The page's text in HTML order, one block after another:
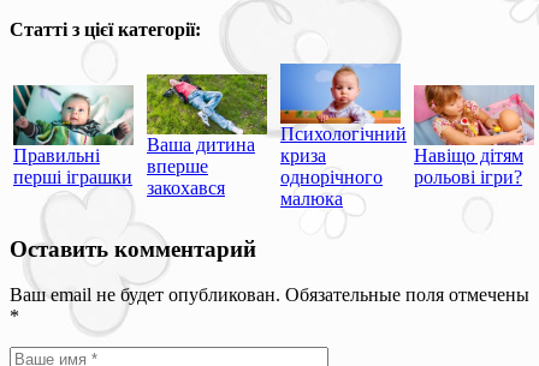
Статті з цієї категорії:
Правильні
перші іграшки
Ваша дитина
вперше
закохався
Психологічний
криза
однорічного
малюка
Навіщо дітям
рольові ігри?
Оставить комментарий
Ваш email не будет опубликован. Обязательные поля отмечены
*